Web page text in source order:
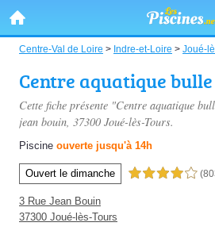
Centre-Val de Loire > Indre-et-Loire > Joué-
Centre aquatique bulle
Cette fiche présente "Centre aquatique
jean bouin, 37300 Joué-lès-Tours.
Piscine ouverte jusqu'à 14h
Ouvert le dimanche 4,0 étoiles sur 5
3 Rue Jean Bouin
37300 Joué-lès-Tours